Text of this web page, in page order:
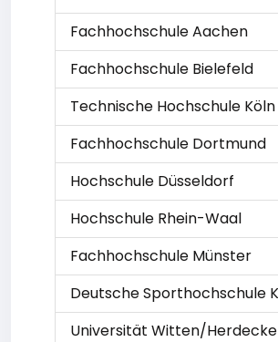
Fachhochschule Aachen
Fachhochschule Bielefeld
Technische Hochschule Köln
Fachhochschule Dortmund
Hochschule Düsseldorf
Hochschule Rhein-Waal
Fachhochschule Münster
Deutsche Sporthochschule
Universität Witten/Herdecke